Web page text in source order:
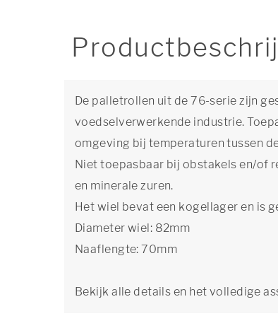
De palletrollen uit de 76-serie zijn
voedselverwerkende industrie.
omgeving bij temperaturen tussen
Niet toepasbaar bij obstakels en/of
en minerale zuren.
Het wiel bevat een kogellager en is
Diameter wiel: 82mm
Naaflengte: 70mm
Bekijk alle details en het volledige